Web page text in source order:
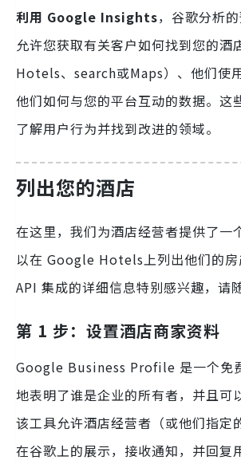
利用 Google Insights，谷歌分析
允许您获取有关客户如何找到您的
Hotels、search或Maps）、他们使
他们如何与您的平台互动的数据。这
了解用户行为并找到改进的领域。
列出您的酒店
在这里，我们为酒店经营者提供了一
以在 Google Hotels上列出他们的房
API 集成的详细信息特别感兴趣，请
第 1 步：设置酒店商家资料
Google Business Profile 是一个免
地表明了谁是企业的所有者，并且可
该工具允许酒店经营者（或他们指定
在谷歌上的展示，接收通知，并回复